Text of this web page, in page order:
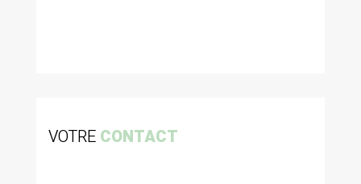
VOTRE CONTACT